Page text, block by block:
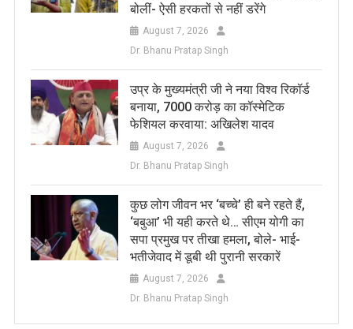
बोलीं- ऐसी हरकतों से नहीं डरेंगे
August 7, 2026
Dr. Bhanu Pratap Singh
उप्र के मुख्यमंत्री जी ने नया विश्व रिकॉर्ड
बनाया, 7000 करोड़ का कॉस्मेटिक
फेशियल करवाया: अखिलेश यादव
August 7, 2026
Dr. Bhanu Pratap Singh
कुछ लोग जीवन भर ‘बच्चे’ ही बने रहते हैं,
‘बबुआ’ भी यही करते थे… सीएम योगी का
सपा प्रमुख पर तीखा हमला, बोले- भाई-
भतीजेवाद में डूबी थी पुरानी सरकारें
August 7, 2026
Dr. Bhanu Pratap Singh